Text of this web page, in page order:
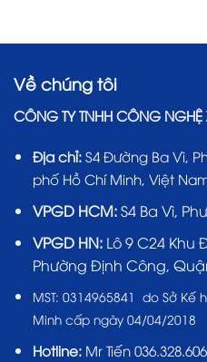
Về chúng tôi
CÔNG TY TNHH CÔNG
Địa chỉ: S4 Đường Ba Vì,
phố Hồ Chí Minh, Việt
VPGD HCM:S4 Ba Vì,
VPGD HN:Lô 9 C24 Khu
Phường Định Công,
MST: 0314965841 do Sở Kế
Minh cấp ngày 04/04/2018
Hotline: Mr Tiến